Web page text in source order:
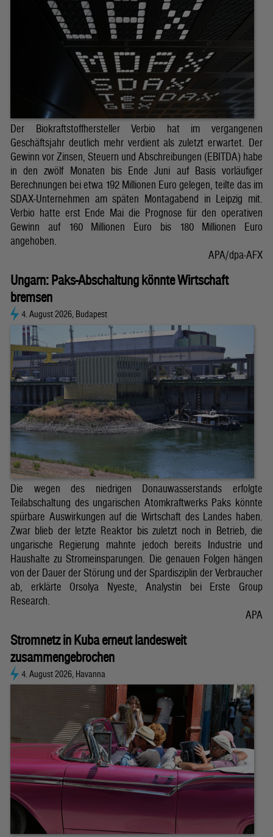
Der Biokraftstoffhersteller Verbio hat im vergangenen
Geschäftsjahr deutlich mehr verdient als zuletzt erwartet. Der
Gewinn vor Zinsen, Steuern und Abschreibungen (EBITDA) habe
in den zwölf Monaten bis Ende Juni auf Basis vorläufiger
Berechnungen bei etwa 192 Millionen Euro gelegen, teilte das im
SDAX-Unternehmen am späten Montagabend in Leipzig mit.
Verbio hatte erst Ende Mai die Prognose für den operativen
Gewinn auf 160 Millionen Euro bis 180 Millionen Euro
angehoben.
APA/dpa-AFX
Ungarn: Paks-Abschaltung könnte Wirtschaft
bremsen
4. August 2026, Budapest
Die wegen des niedrigen Donauwasserstands erfolgte
Teilabschaltung des ungarischen Atomkraftwerks Paks könnte
spürbare Auswirkungen auf die Wirtschaft des Landes haben.
Zwar blieb der letzte Reaktor bis zuletzt noch in Betrieb, die
ungarische Regierung mahnte jedoch bereits Industrie und
Haushalte zu Stromeinsparungen. Die genauen Folgen hängen
von der Dauer der Störung und der Spardisziplin der Verbraucher
ab, erklärte Orsolya Nyeste, Analystin bei Erste Group
Research.
APA
Stromnetz in Kuba erneut landesweit
zusammengebrochen
4. August 2026, Havanna